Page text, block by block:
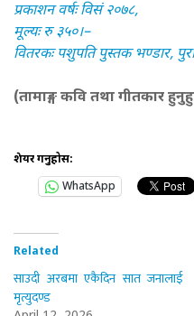
प्रकाशन वर्षः विसं २०७८,
मूल्यः रु ३५०।–
वितरकः पशुपति पुस्तक भण्डार,
(तामाङ्ग कवि तथा गीतकार
शेयर गर्नुहोस:
WhatsApp
Related
साउदी अरबमा एकैदिन सात जनालाई
मृत्युदण्ड